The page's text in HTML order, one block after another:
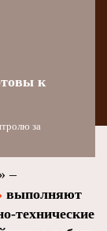
к
за
–
выполняют
технические